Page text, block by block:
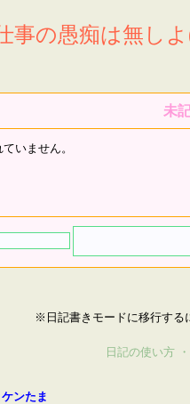
事の愚痴は無し
未
いません。
※日記書きモードに移行する
日記の使い方 ・
ンたま